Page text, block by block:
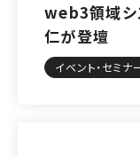
web3領域シ
仁が登壇
イベント・セミナ